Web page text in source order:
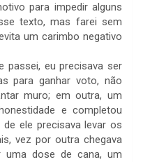
para impedir alguns
texto, mas farei sem
um carimbo negativo
passei, eu precisava ser
para ganhar voto, não
muro; em outra, um
e completou
ele precisava levar os
vez por outra chegava
uma dose de cana, um